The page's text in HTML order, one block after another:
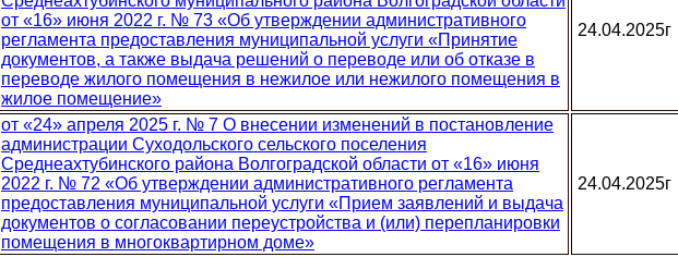
от «16» июня 2022 г. № 73 «Об утверждении административного
регламента предоставления муниципальной услуги «Принятие
документов, а также выдача решений о переводе или об отказе в
переводе жилого помещения в нежилое или нежилого помещения в
жилое помещение»
24.04.2025г
от «24» апреля 2025 г. № 7 О внесении изменений в постановление
администрации Суходольского сельского поселения
Среднеахтубинского района Волгоградской области от «16» июня
2022 г. № 72 «Об утверждении административного регламента
предоставления муниципальной услуги «Прием заявлений и выдача
документов о согласовании переустройства и (или) перепланировки
помещения в многоквартирном доме»
24.04.2025г